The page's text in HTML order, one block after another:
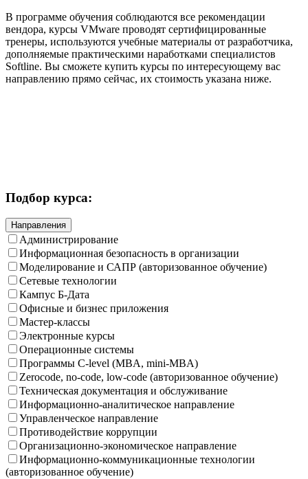
В программе обучения соблюдаются все рекомендации
вендора, курсы VMware проводят сертифицированные
тренеры, используются учебные материалы от разработчика,
дополняемые практическими наработками специалистов
Softline. Вы сможете купить курсы по интересующему вас
направлению прямо сейчас, их стоимость указана ниже.
Подбор курса:
Направления
Администрирование
Информационная безопасность в организации
Моделирование и САПР (авторизованное обучение)
Сетевые технологии
Кампус Б-Дата
Офисные и бизнес приложения
Мастер-классы
Электронные курсы
Операционные системы
Программы C-level (MBA, mini-MBA)
Zerocode, no-code, low-code (авторизованное обучение)
Техническая документация и обслуживание
Информационно-аналитическое направление
Управленческое направление
Противодействие коррупции
Организационно-экономическое направление
Информационно-коммуникационные технологии
(авторизованное обучение)